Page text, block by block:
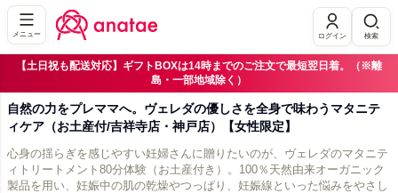
メニュー ログイン 検索
【土日祝も配送対応】ギフトBOXは14時までのご注文で最短翌日着。（※離
島・一部地域除く）
自然の力をプレママへ。ヴェレダの優しさを全身で味わうマタニテ
ィケア（お土産付/吉祥寺店・神戸店）【女性限定】
心身の揺らぎを感じやすい妊婦さんに贈りたいのが、ヴェレダのマタニテ
ィトリートメント80分体験（お土産付き）。100％天然由来オーガニック
製品を用い、妊娠中の肌の乾燥やつっぱり、妊娠線といった悩みをやさし